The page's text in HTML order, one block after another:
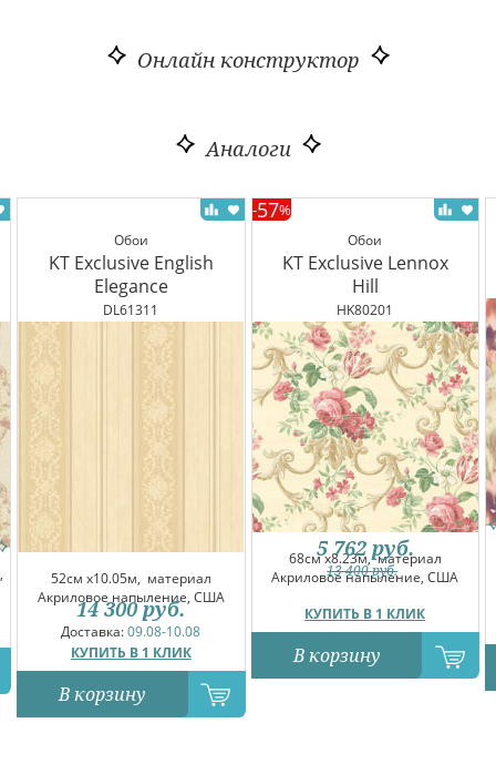
Онлайн конструктор
Аналоги
Обои
KT Exclusive English
Elegance
DL61311
52см x10.05м, материал
Акриловое напыление, США
Доставка:09.08-10.08
КУПИТЬ В 1 КЛИК
14 300 руб.
В корзину
Обои
KT Exclusive Lennox
Hill
HK80201
-57%
68см x8.23м, материал
Акриловое напыление, США
КУПИТЬ В 1 КЛИК
13 400руб.
5 762 руб.
В корзину